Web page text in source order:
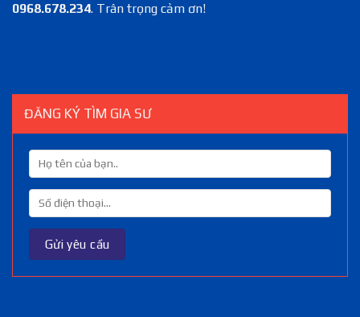
0968.678.234. Trân trọng cảm ơn!
ĐĂNG KÝ TÌM GIA SƯ